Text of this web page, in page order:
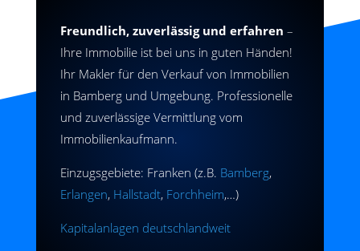
Freundlich, zuverlässig und erfahren –
Ihre Immobilie ist bei uns in guten Händen!
Ihr Makler für den Verkauf von Immobilien
in Bamberg und Umgebung. Professionelle
und zuverlässige Vermittlung vom
Immobilienkaufmann.
Einzugsgebiete: Franken (z.B. Bamberg,
Erlangen, Hallstadt, Forchheim,…)
Kapitalanlagen deutschlandweit